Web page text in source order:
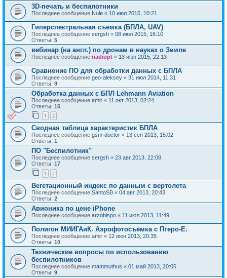
3D-печать и беспилотники
Последнее сообщение Nule « 10 июл 2015, 10:21
Гиперспектральная съемка (БПЛА, UAV)
Последнее сообщение sergsh « 08 июл 2015, 16:10
Ответы: 5
вебинар (на англ.) по дронам в науках о Земле
Последнее сообщение nadiopt « 13 июн 2015, 22:13
Сравнение ПО для обработки данных с БПЛА
Последнее сообщение geo-aleksey « 31 июл 2014, 11:31
Ответы: 9
Обработка данных с БПЛ Lehmann Aviation
Последнее сообщение amir « 11 окт 2013, 02:24
Ответы: 15
1 2
Сводная таблица характеристик БПЛА
Последнее сообщение gsm-doctor « 13 сен 2013, 15:02
Ответы: 1
ПО "Беспилотник"
Последнее сообщение sergsh « 23 авг 2013, 22:08
Ответы: 17
1 2
Вегетационный индекс по данным с вертолета
Последнее сообщение SantoSB « 04 авг 2013, 20:43
Ответы: 2
Авионика по цене iPhone
Последнее сообщение arzobispo « 11 июл 2013, 11:49
Полигон МИИГАиК. Аэрофотосъемка с Птеро-Е.
Последнее сообщение amir « 12 июн 2013, 20:35
Ответы: 10
Технические вопросы по использованию
беспилотников
Последнее сообщение mammuthus « 01 май 2013, 20:05
Ответы: 9